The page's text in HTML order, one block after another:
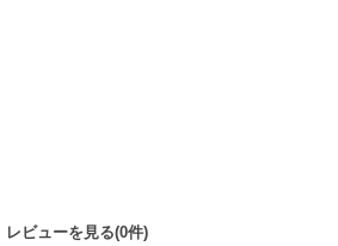
レビューを見る(0件)